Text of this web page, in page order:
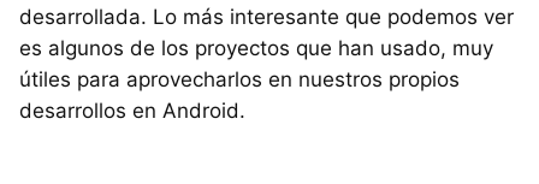
desarrollada. Lo más interesante que podemos ver
es algunos de los proyectos que han usado, muy
útiles para aprovecharlos en nuestros propios
desarrollos en Android.